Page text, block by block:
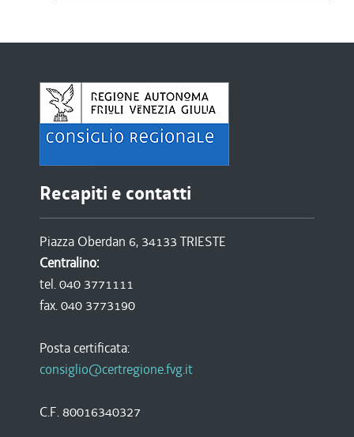
Recapiti e contatti
Piazza Oberdan 6, 34133 TRIESTE
Centralino:
tel. 040 3771111
fax. 040 3773190
Posta certificata:
consiglio@certregione.fvg.it
C.F. 80016340327